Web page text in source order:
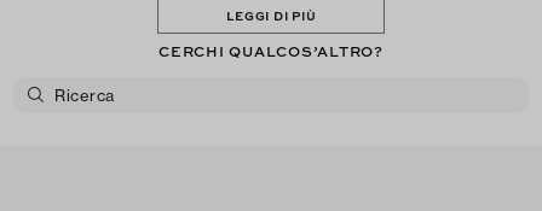
LEGGI DI PIÙ
CERCHI QUALCOS’ALTRO?